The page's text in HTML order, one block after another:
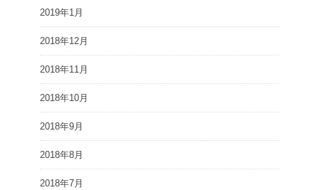
2019年1月
2018年12月
2018年11月
2018年10月
2018年9月
2018年8月
2018年7月